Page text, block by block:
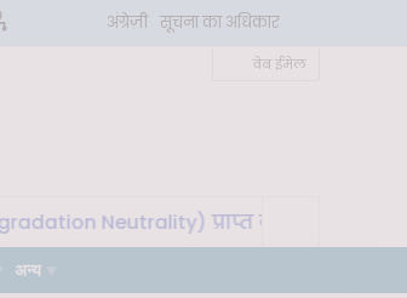
अंग्रेज़ी सूचना का अधिकार
वेब ईमेल
Neutrality) प्राप्त करने के लिए मृदा
अन्य